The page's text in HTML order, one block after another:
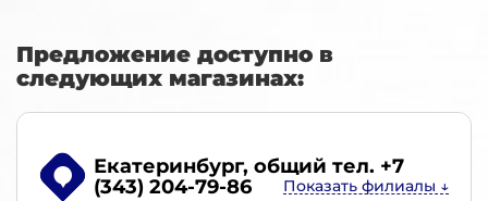
Предложение доступно в
следующих магазинах:
Екатеринбург, общий тел. +7
(343) 204-79-86